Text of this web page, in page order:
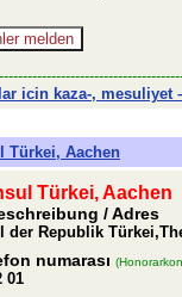
icin kaza-, mesuliyet
Türkei, Aachen
Türkei, Aachen
/ Adres
der Republik
numarası
01